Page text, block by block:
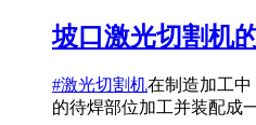
坡口激光切割机
#激光切割机在制造加工
的待焊部位加工并装配成